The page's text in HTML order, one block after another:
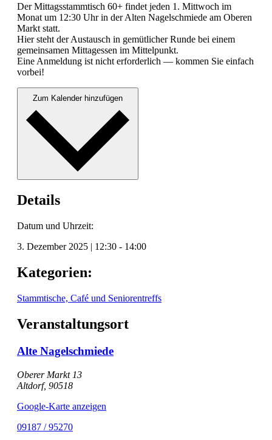
Der Mit­tagsstammtisch 60+ find­et jeden 1. Mittwoch im
Monat um 12:30 Uhr in der Alten Nagelschmiede am Oberen
Markt statt.
Hier ste­ht der Aus­tausch in gemütlich­er Runde bei einem
gemein­samen Mit­tagessen im Mit­telpunkt.
Eine Anmel­dung ist nicht erforder­lich — kom­men Sie ein­fach
vor­bei!
Details
Datum und Uhrzeit:
3. Dezember 2025 | 12:30 - 14:00
Kategorien:
Stammtische, Café und Seniorentreffs
Veranstaltungsort
Alte Nagelschmiede
Oberer Markt 13
Altdorf, 90518
Google-Karte anzeigen
09187 / 95270